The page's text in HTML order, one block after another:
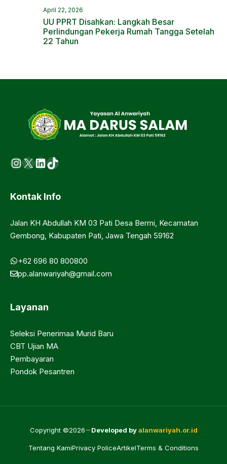
April 22, 2026
UU PPRT Disahkan: Langkah Besar
Perlindungan Pekerja Rumah Tangga Setelah
22 Tahun
Instagram
X LinkedIn
https://www.tiktok.com/
Kontak Info
Jalan KH Abdullah KM 03 Pati Desa Bermi, Kecamatan
Gembong, Kabupaten Pati, Jawa Tengah 59162
+62 696 80 800800
pp.alanwariyah@gmail.com
Layanan
Seleksi Penerimaa Murid Baru
CBT Ujian MA
Pembayaran
Pondok Pesantren
Copyright ©2026 Developed byalanwariyah.or.id
Tentang KamiPrivacy PoliceArtikelTerms & Conditions